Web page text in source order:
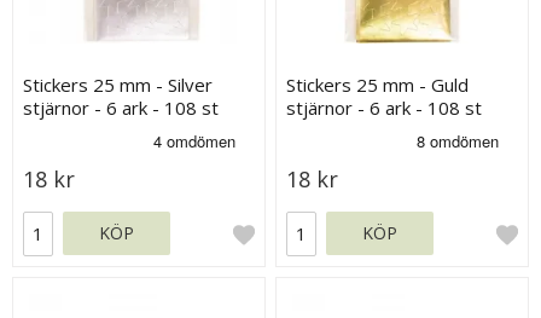
Stickers 25 mm - Silver
stjärnor - 6 ark - 108 st
18 kr
KÖP
Stickers 25 mm - Guld
stjärnor - 6 ark - 108 st
18 kr
KÖP